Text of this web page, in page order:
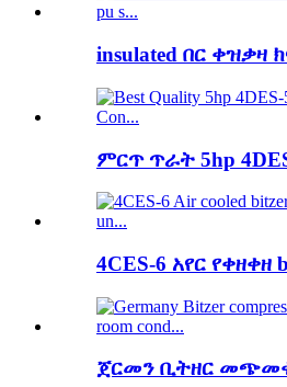
insulated በር ቀዝቃዛ
ምርጥ ጥራት 5hp
4CES-6 አየር የቀዘቀዘ
ጀርመን ቢትዘር